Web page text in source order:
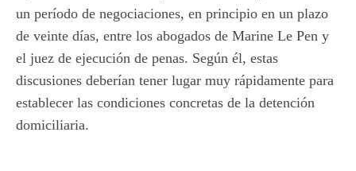
un período de negociaciones, en principio en un plazo
de veinte días, entre los abogados de Marine Le Pen y
el juez de ejecución de penas. Según él, estas
discusiones deberían tener lugar muy rápidamente para
establecer las condiciones concretas de la detención
domiciliaria.